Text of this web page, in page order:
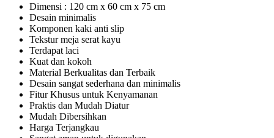
Dimensi : 120 cm x 60 cm x 75 cm
Desain minimalis
Komponen kaki anti slip
Tekstur meja serat kayu
Terdapat laci
Kuat dan kokoh
Material Berkualitas dan Terbaik
Desain sangat sederhana dan minimalis
Fitur Khusus untuk Kenyamanan
Praktis dan Mudah Diatur
Mudah Dibersihkan
Harga Terjangkau